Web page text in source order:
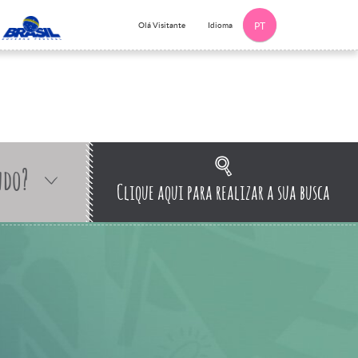
Olá Visitante Idioma PT
Clique aqui para realizar a sua busca